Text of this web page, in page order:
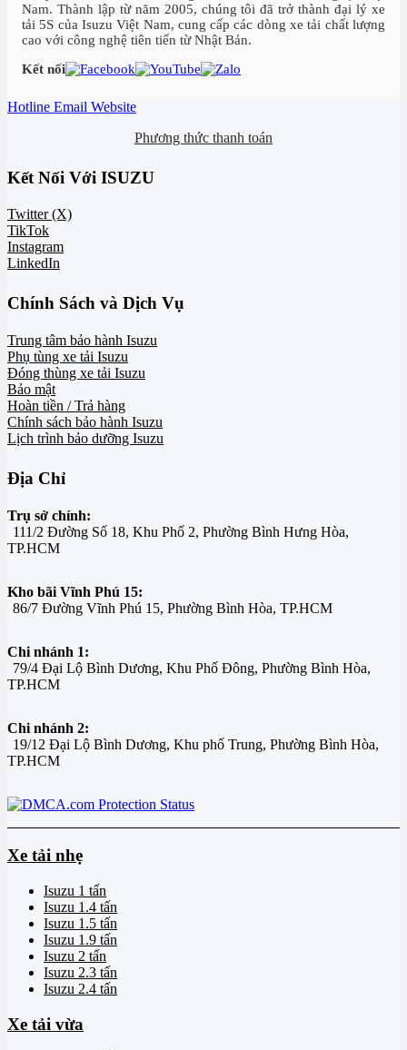
Nam. Thành lập từ năm 2005, chúng tôi đã trở thành đại lý xe
tải 5S của Isuzu Việt Nam, cung cấp các dòng xe tải chất lượng
cao với công nghệ tiên tiến từ Nhật Bản.
Kết nối
Hotline Email Website
Phương thức thanh toán
Kết Nối Với ISUZU
Twitter (X)
TikTok
Instagram
LinkedIn
Chính Sách và Dịch Vụ
Trung tâm bảo hành Isuzu
Phụ tùng xe tải Isuzu
Đóng thùng xe tải Isuzu
Bảo mật
Hoàn tiền / Trả hàng
Chính sách bảo hành Isuzu
Lịch trình bảo dưỡng Isuzu
Địa Chỉ
Trụ sở chính:
111/2 Đường Số 18, Khu Phố 2, Phường Bình Hưng Hòa,
TP.HCM
Kho bãi Vĩnh Phú 15:
86/7 Đường Vĩnh Phú 15, Phường Bình Hòa, TP.HCM
Chi nhánh 1:
79/4 Đại Lộ Bình Dương, Khu Phố Đông, Phường Bình Hòa,
TP.HCM
Chi nhánh 2:
19/12 Đại Lộ Bình Dương, Khu phố Trung, Phường Bình Hòa,
TP.HCM
Xe tải nhẹ
Isuzu 1 tấn
Isuzu 1.4 tấn
Isuzu 1.5 tấn
Isuzu 1.9 tấn
Isuzu 2 tấn
Isuzu 2.3 tấn
Isuzu 2.4 tấn
Xe tải vừa